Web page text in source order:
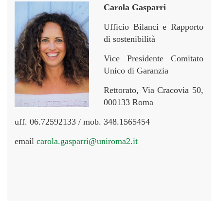
Carola Gasparri
Ufficio Bilanci e Rapporto
di sostenibilità
Vice Presidente Comitato
Unico di Garanzia
Rettorato, Via Cracovia 50,
000133 Roma
uff. 06.72592133 / mob. 348.1565454
email carola.gasparri@uniroma2.it